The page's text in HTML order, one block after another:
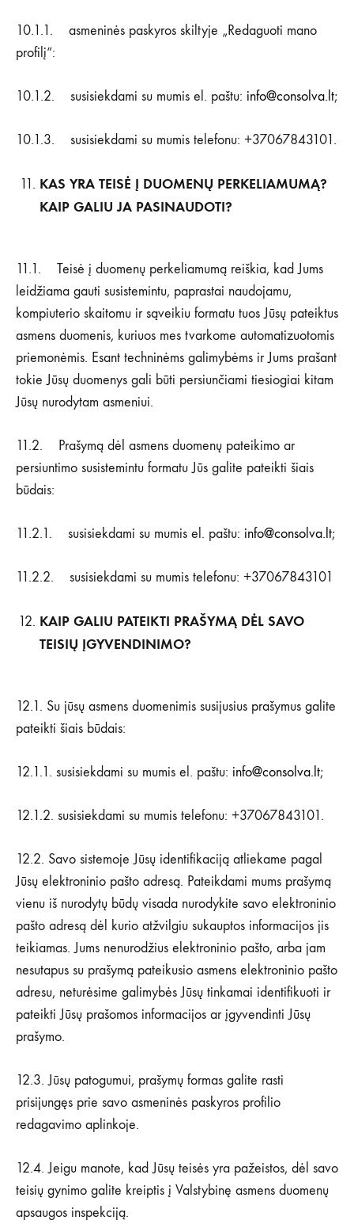
10.1.1. asmeninės paskyros skiltyje „Redaguoti mano
profilį“:
10.1.2. susisiekdami su mumis el. paštu: info@consolva.lt;
10.1.3. susisiekdami su mumis telefonu: +37067843101.
KAS YRA TEISĖ Į DUOMENŲ PERKELIAMUMĄ?
KAIP GALIU JA PASINAUDOTI?
11.1. Teisė į duomenų perkeliamumą reiškia, kad Jums
leidžiama gauti susistemintu, paprastai naudojamu,
kompiuterio skaitomu ir sąveikiu formatu tuos Jūsų pateiktus
asmens duomenis, kuriuos mes tvarkome automatizuotomis
priemonėmis. Esant techninėms galimybėms ir Jums prašant
tokie Jūsų duomenys gali būti persiunčiami tiesiogiai kitam
Jūsų nurodytam asmeniui.
11.2. Prašymą dėl asmens duomenų pateikimo ar
persiuntimo susistemintu formatu Jūs galite pateikti šiais
būdais:
11.2.1. susisiekdami su mumis el. paštu: info@consolva.lt;
11.2.2. susisiekdami su mumis telefonu: +37067843101
KAIP GALIU PATEIKTI PRAŠYMĄ DĖL SAVO
TEISIŲ ĮGYVENDINIMO?
12.1. Su jūsų asmens duomenimis susijusius prašymus galite
pateikti šiais būdais:
12.1.1. susisiekdami su mumis el. paštu: info@consolva.lt;
12.1.2. susisiekdami su mumis telefonu: +37067843101.
12.2. Savo sistemoje Jūsų identifikaciją atliekame pagal
Jūsų elektroninio pašto adresą. Pateikdami mums prašymą
vienu iš nurodytų būdų visada nurodykite savo elektroninio
pašto adresą dėl kurio atžvilgiu sukauptos informacijos jis
teikiamas. Jums nenurodžius elektroninio pašto, arba jam
nesutapus su prašymą pateikusio asmens elektroninio pašto
adresu, neturėsime galimybės Jūsų tinkamai identifikuoti ir
pateikti Jūsų prašomos informacijos ar įgyvendinti Jūsų
prašymo.
12.3. Jūsų patogumui, prašymų formas galite rasti
prisijungęs prie savo asmeninės paskyros profilio
redagavimo aplinkoje.
12.4. Jeigu manote, kad Jūsų teisės yra pažeistos, dėl savo
teisių gynimo galite kreiptis į Valstybinę asmens duomenų
apsaugos inspekciją.